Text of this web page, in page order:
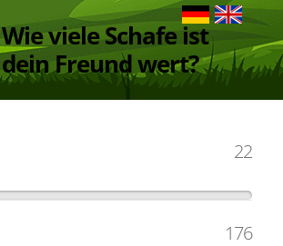
Wie viele Schafe ist
dein Freund wert?
22
176